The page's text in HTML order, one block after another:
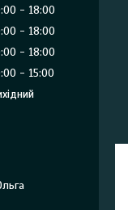
18:00
18:00
18:00
15:00